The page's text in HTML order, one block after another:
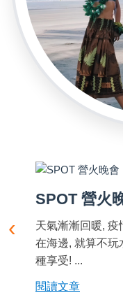
‹
SPOT 營火
天氣漸漸回暖, 疫
在海邊, 就算不玩
種享受! ...
閱讀文章